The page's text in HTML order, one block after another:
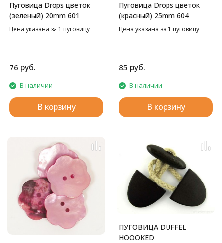
Пуговица Drops цветок
(зеленый) 20mm 601
Цена указана за 1 пуговицу
76 руб.
В наличии
В корзину
Пуговица Drops цветок
(красный) 25mm 604
Цена указана за 1 пуговицу
85 руб.
В наличии
В корзину
ПУГОВИЦА DUFFEL
HOOOKED